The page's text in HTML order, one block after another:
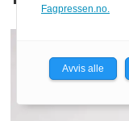
Fagpressen.no.
Avvis alle